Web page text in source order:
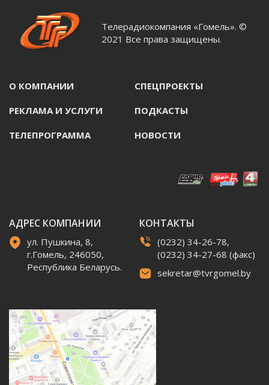
Телерадиокомпания «Гомель». ©
2021 Все права защищены.
О КОМПАНИИ СПЕЦПРОЕКТЫ
РЕКЛАМА И УСЛУГИ ПОДКАСТЫ
ТЕЛЕПРОГРАММА НОВОСТИ
АДРЕС КОМПАНИИ
ул. Пушкина, 8,
г.Гомель, 246050,
Республика Беларусь.
КОНТАКТЫ
(0232) 34-26-78,
(0232) 34-27-68 (факс)
sekretar@tvrgomel.by